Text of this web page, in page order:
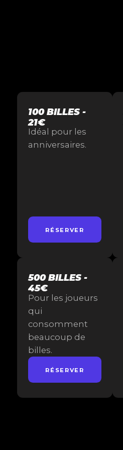
100 BILLES -
21€
Idéal pour les
anniversaires.
RÉSERVER
500 BILLES -
45€
Pour les joueurs
qui
consomment
beaucoup de
billes.
RÉSERVER